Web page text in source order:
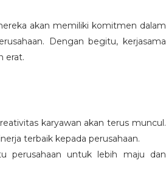
akan memiliki komitmen dalam
Dengan begitu, kerjasama
erat.
karyawan akan terus muncul.
terbaik kepada perusahaan.
perusahaan untuk lebih maju dan